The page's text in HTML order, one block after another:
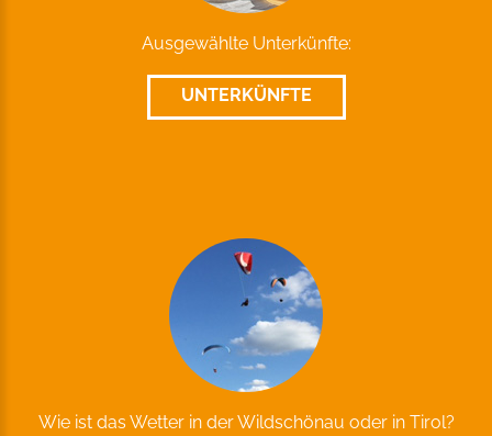
Ausgewählte Unterkünfte:
UNTERKÜNFTE
Wie ist das Wetter in der Wildschönau oder in Tirol?